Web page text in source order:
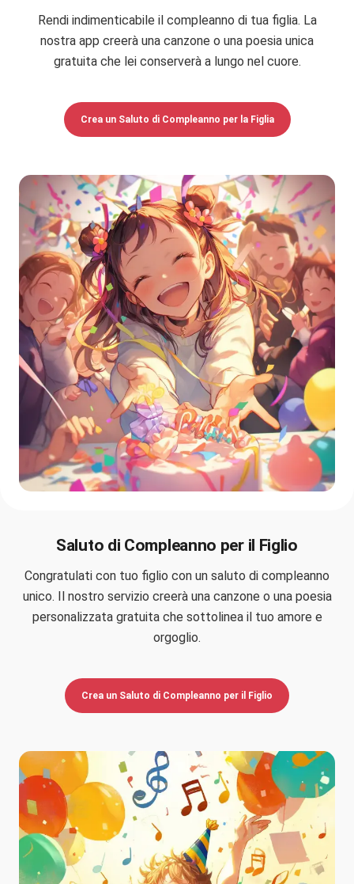
Rendi indimenticabile il compleanno di tua figlia. La
nostra app creerà una canzone o una poesia unica
gratuita che lei conserverà a lungo nel cuore.
Crea un Saluto di Compleanno per la Figlia
Saluto di Compleanno per il Figlio
Congratulati con tuo figlio con un saluto di compleanno
unico. Il nostro servizio creerà una canzone o una poesia
personalizzata gratuita che sottolinea il tuo amore e
orgoglio.
Crea un Saluto di Compleanno per il Figlio